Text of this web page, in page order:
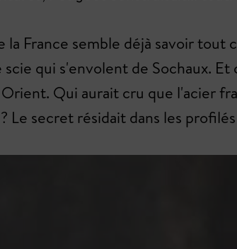
France semble déjà savoir tout
qui s'envolent de Sochaux. Et
Qui aurait cru que l'acier
Le secret résidait dans les